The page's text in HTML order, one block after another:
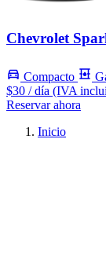
Chevrolet
Compacto
$30 / día (IVA
Reservar ahora
Inicio